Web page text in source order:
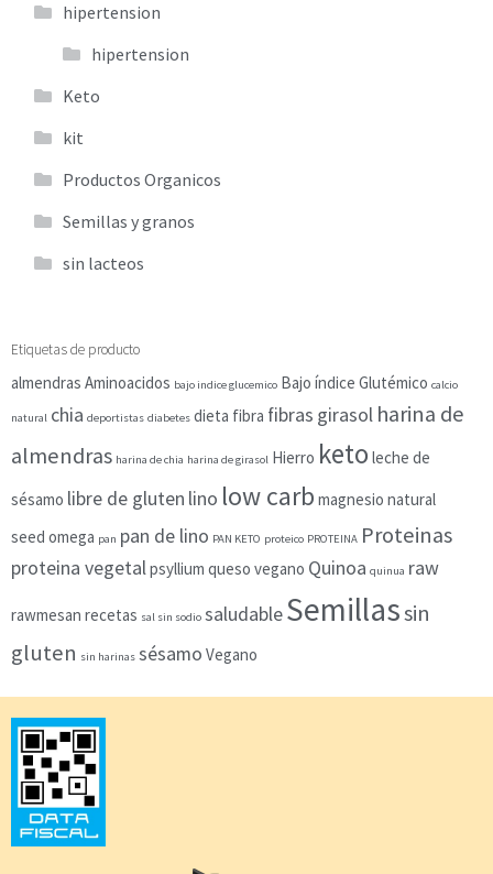
hipertension
hipertension
Keto
kit
Productos Organicos
Semillas y granos
sin lacteos
Etiquetas de producto
almendras Aminoacidos bajo indice glucemico Bajo índice Glutémico calcio
natural chia deportistas diabetes dieta fibra fibras girasol harina de
almendras harina de chia harina de girasol Hierro keto leche de
sésamo libre de gluten lino low carb magnesio natural
seed omega pan pan de lino PAN KETO proteico PROTEINA Proteinas
proteina vegetalpsyllium queso vegano Quinoa quinua raw
rawmesan recetas sal sin sodio saludableSemillassin
gluten sin harinas sésamo Vegano